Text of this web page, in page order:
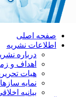
صفحه اصلی
اطلاعات نشریه
درباره
اهداف و
هیات
نمایه
بیانیه